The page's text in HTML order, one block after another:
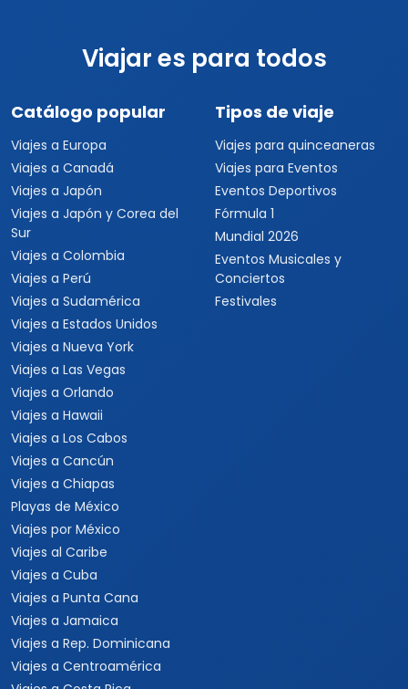
Viajar es para todos
Catálogo popular
Viajes a Europa
Viajes a Canadá
Viajes a Japón
Viajes a Japón y Corea del
Sur
Viajes a Colombia
Viajes a Perú
Viajes a Sudamérica
Viajes a Estados Unidos
Viajes a Nueva York
Viajes a Las Vegas
Viajes a Orlando
Viajes a Hawaii
Viajes a Los Cabos
Viajes a Cancún
Viajes a Chiapas
Playas de México
Viajes por México
Viajes al Caribe
Viajes a Cuba
Viajes a Punta Cana
Viajes a Jamaica
Viajes a Rep. Dominicana
Viajes a Centroamérica
Tipos de viaje
Viajes para quinceaneras
Viajes para Eventos
Eventos Deportivos
Fórmula 1
Mundial 2026
Eventos Musicales y
Conciertos
Festivales